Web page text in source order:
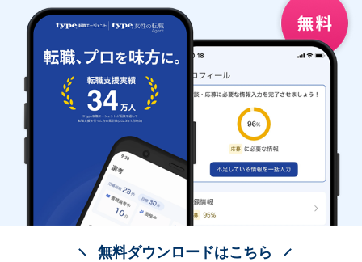
無料ダウンロードはこちら